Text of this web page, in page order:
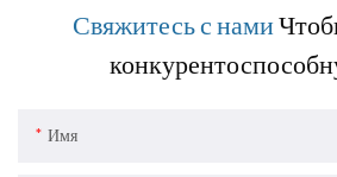
Свяжитесь с нами
Имя